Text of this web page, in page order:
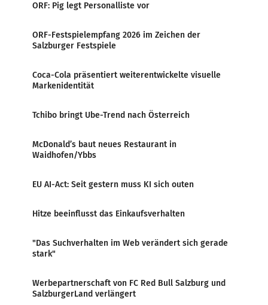
ORF: Pig legt Personalliste vor
ORF-Festspielempfang 2026 im Zeichen der
Salzburger Festspiele
Coca-Cola präsentiert weiterentwickelte visuelle
Markenidentität
Tchibo bringt Ube-Trend nach Österreich
McDonald’s baut neues Restaurant in
Waidhofen/Ybbs
EU AI-Act: Seit gestern muss KI sich outen
Hitze beeinflusst das Einkaufsverhalten
"Das Suchverhalten im Web verändert sich gerade
stark"
Werbepartnerschaft von FC Red Bull Salzburg und
SalzburgerLand verlängert